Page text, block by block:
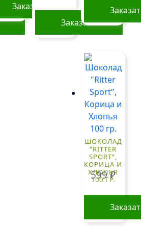
Заказать
Заказать
ШОКОЛАД
“RITTER
SPORT”,
КОРИЦА И
ХЛОПЬЯ
100 ГР.
599₽